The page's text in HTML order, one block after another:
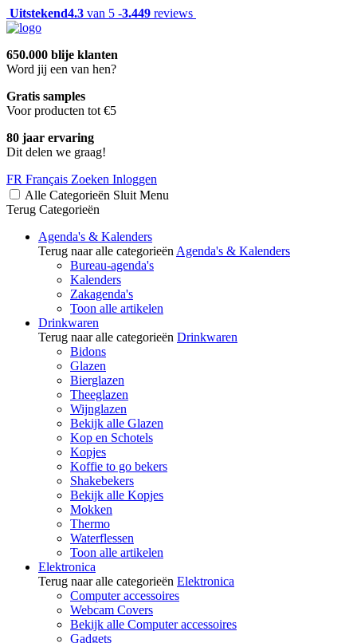
Uitstekend4.3 van 5 -3.449 reviews
650.000 blije klanten
Word jij een van hen?
Gratis samples
Voor producten tot €5
80 jaar ervaring
Dit delen we graag!
FR Français Zoeken Inloggen
Alle Categorieën Sluit Menu
Terug Categorieën
Agenda's & Kalenders
Terug naar alle categorieën Agenda's & Kalenders
Bureau-agenda's
Kalenders
Zakagenda's
Toon alle artikelen
Drinkwaren
Terug naar alle categorieën Drinkwaren
Bidons
Glazen
Bierglazen
Theeglazen
Wijnglazen
Bekijk alle Glazen
Kop en Schotels
Kopjes
Koffie to go bekers
Shakebekers
Bekijk alle Kopjes
Mokken
Thermo
Waterflessen
Toon alle artikelen
Elektronica
Terug naar alle categorieën Elektronica
Computer accessoires
Webcam Covers
Bekijk alle Computer accessoires
Gadgets